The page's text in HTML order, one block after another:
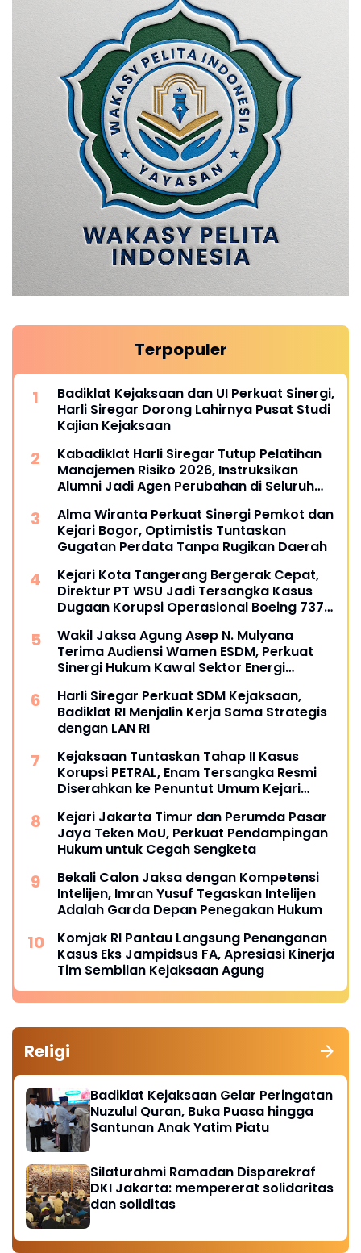
Terpopuler
Badiklat Kejaksaan dan UI Perkuat Sinergi,
Harli Siregar Dorong Lahirnya Pusat Studi
Kajian Kejaksaan
Kabadiklat Harli Siregar Tutup Pelatihan
Manajemen Risiko 2026, Instruksikan
Alumni Jadi Agen Perubahan di Seluruh
Alma Wiranta Perkuat Sinergi Pemkot dan
Kejari Bogor, Optimistis Tuntaskan
Gugatan Perdata Tanpa Rugikan Daerah
Kejari Kota Tangerang Bergerak Cepat,
Direktur PT WSU Jadi Tersangka Kasus
Dugaan Korupsi Operasional Boeing 737-
Wakil Jaksa Agung Asep N. Mulyana
Terima Audiensi Wamen ESDM, Perkuat
Sinergi Hukum Kawal Sektor Energi
Harli Siregar Perkuat SDM Kejaksaan,
Badiklat RI Menjalin Kerja Sama Strategis
dengan LAN RI
Kejaksaan Tuntaskan Tahap II Kasus
Korupsi PETRAL, Enam Tersangka Resmi
Diserahkan ke Penuntut Umum Kejari
Kejari Jakarta Timur dan Perumda Pasar
Jaya Teken MoU, Perkuat Pendampingan
Hukum untuk Cegah Sengketa
Bekali Calon Jaksa dengan Kompetensi
Intelijen, Imran Yusuf Tegaskan Intelijen
Adalah Garda Depan Penegakan Hukum
Komjak RI Pantau Langsung Penanganan
Kasus Eks Jampidsus FA, Apresiasi Kinerja
Tim Sembilan Kejaksaan Agung
Religi
Badiklat Kejaksaan Gelar Peringatan
Nuzulul Quran, Buka Puasa hingga
Santunan Anak Yatim Piatu
Silaturahmi Ramadan Disparekraf
DKI Jakarta: mempererat solidaritas
dan soliditas